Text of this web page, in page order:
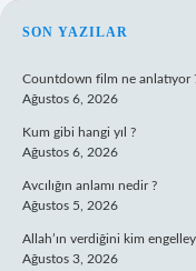
SIDEBAR
SON YAZILAR
Countdown film ne anlatıyor
Ağustos 6, 2026
Kum gibi hangi yıl ?
Ağustos 6, 2026
Avcılığın anlamı nedir ?
Ağustos 5, 2026
Allah’ın verdiğini kim
Ağustos 3, 2026